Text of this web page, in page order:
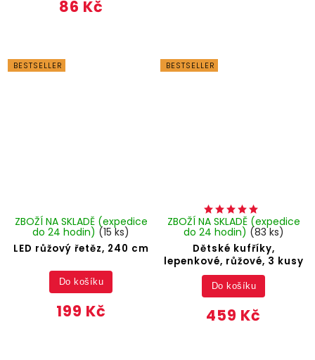
86 Kč
BESTSELLER
LED růžový řetěz, 240 cm
ZBOŽÍ NA SKLADĚ (expedice
do 24 hodin) (15 ks)
199 Kč
Do košíku
BESTSELLER
Dětské kufříky,
lepenkové, růžové, 3 kusy
ZBOŽÍ NA SKLADĚ (expedice
do 24 hodin) (83 ks)
459 Kč
Do košíku